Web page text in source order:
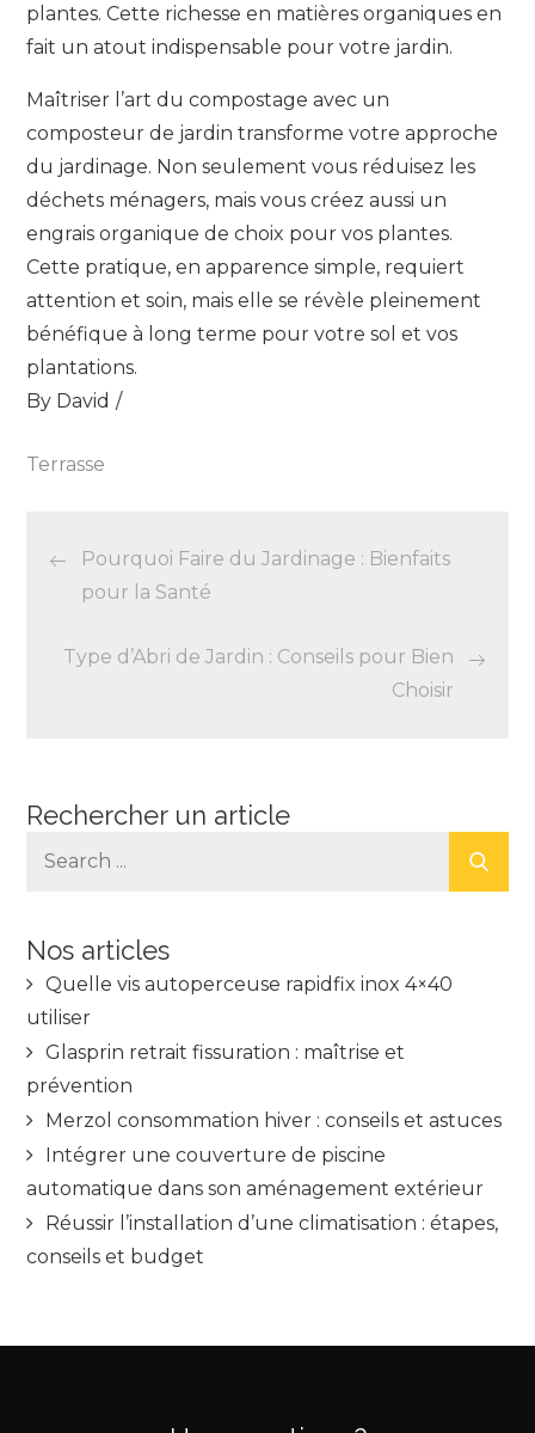
plantes. Cette richesse en matières organiques en
fait un atout indispensable pour votre jardin.
Maîtriser l’art du compostage avec un
composteur de jardin transforme votre approche
du jardinage. Non seulement vous réduisez les
déchets ménagers, mais vous créez aussi un
engrais organique de choix pour vos plantes.
Cette pratique, en apparence simple, requiert
attention et soin, mais elle se révèle pleinement
bénéfique à long terme pour votre sol et vos
plantations.
By David
Terrasse
Navigation
de
l’article
Pourquoi Faire du Jardinage : Bienfaits
pour la Santé
Type d’Abri de Jardin : Conseils pour Bien
Choisir
Rechercher un article
Nos articles
Quelle vis autoperceuse rapidfix inox 4×40
utiliser
Glasprin retrait fissuration : maîtrise et
prévention
Merzol consommation hiver : conseils et astuces
Intégrer une couverture de piscine
automatique dans son aménagement extérieur
Réussir l’installation d’une climatisation : étapes,
conseils et budget